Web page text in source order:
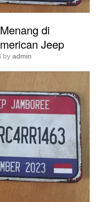
di
Jeep
by admin